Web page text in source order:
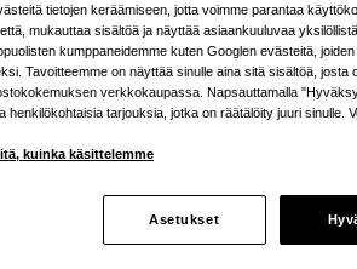
25 % JBL Boombox -
tietojen keräämiseen, jotta voimme parantaa
mukauttaa sisältöä ja näyttää asiaankuuluvaa
kumppaneidemme kuten Googlen evästeitä,
Tavoitteemme on näyttää sinulle aina sitä sisältöä, josta
verkkokaupassa. Napsauttamalla
henkilökohtaisia tarjouksia, jotka on räätälöity juuri sinulle.
kuinka käsittelemme
Asetukset